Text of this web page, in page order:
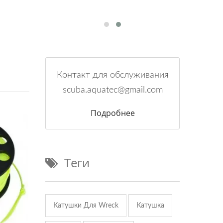
Контакт для обслуживания
scuba.aquatec@gmail.com
Подробнее
Теги
Катушки Для Wreck Катушка